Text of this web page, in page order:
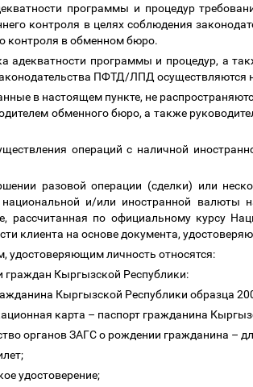
программы и процедур
контроля в целях соблюдения
контроля в обменном бюро.
адекватности программы и процедур, а
ПФТД/ЛПД осуществляются
в настоящем пункте, не
обменного бюро, а также
операций с наличной
разовой операции (сделки) или
национальной и/или иностранной
рассчитанная по официальному курсу
клиента на основе документа,
удостоверяющим личность относятся:
граждан Кыргызской Республики:
Кыргызской Республики образца
карта – паспорт гражданина
органов ЗАГС о рождении гражданина –
удостоверение;